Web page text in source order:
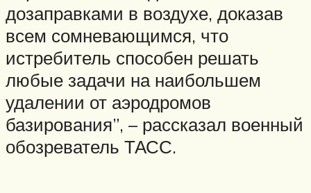
дозаправками в воздухе, доказав
всем сомневающимся, что
истребитель способен решать
любые задачи на наибольшем
удалении от аэродромов
базирования”, – рассказал военный
обозреватель ТАСС.